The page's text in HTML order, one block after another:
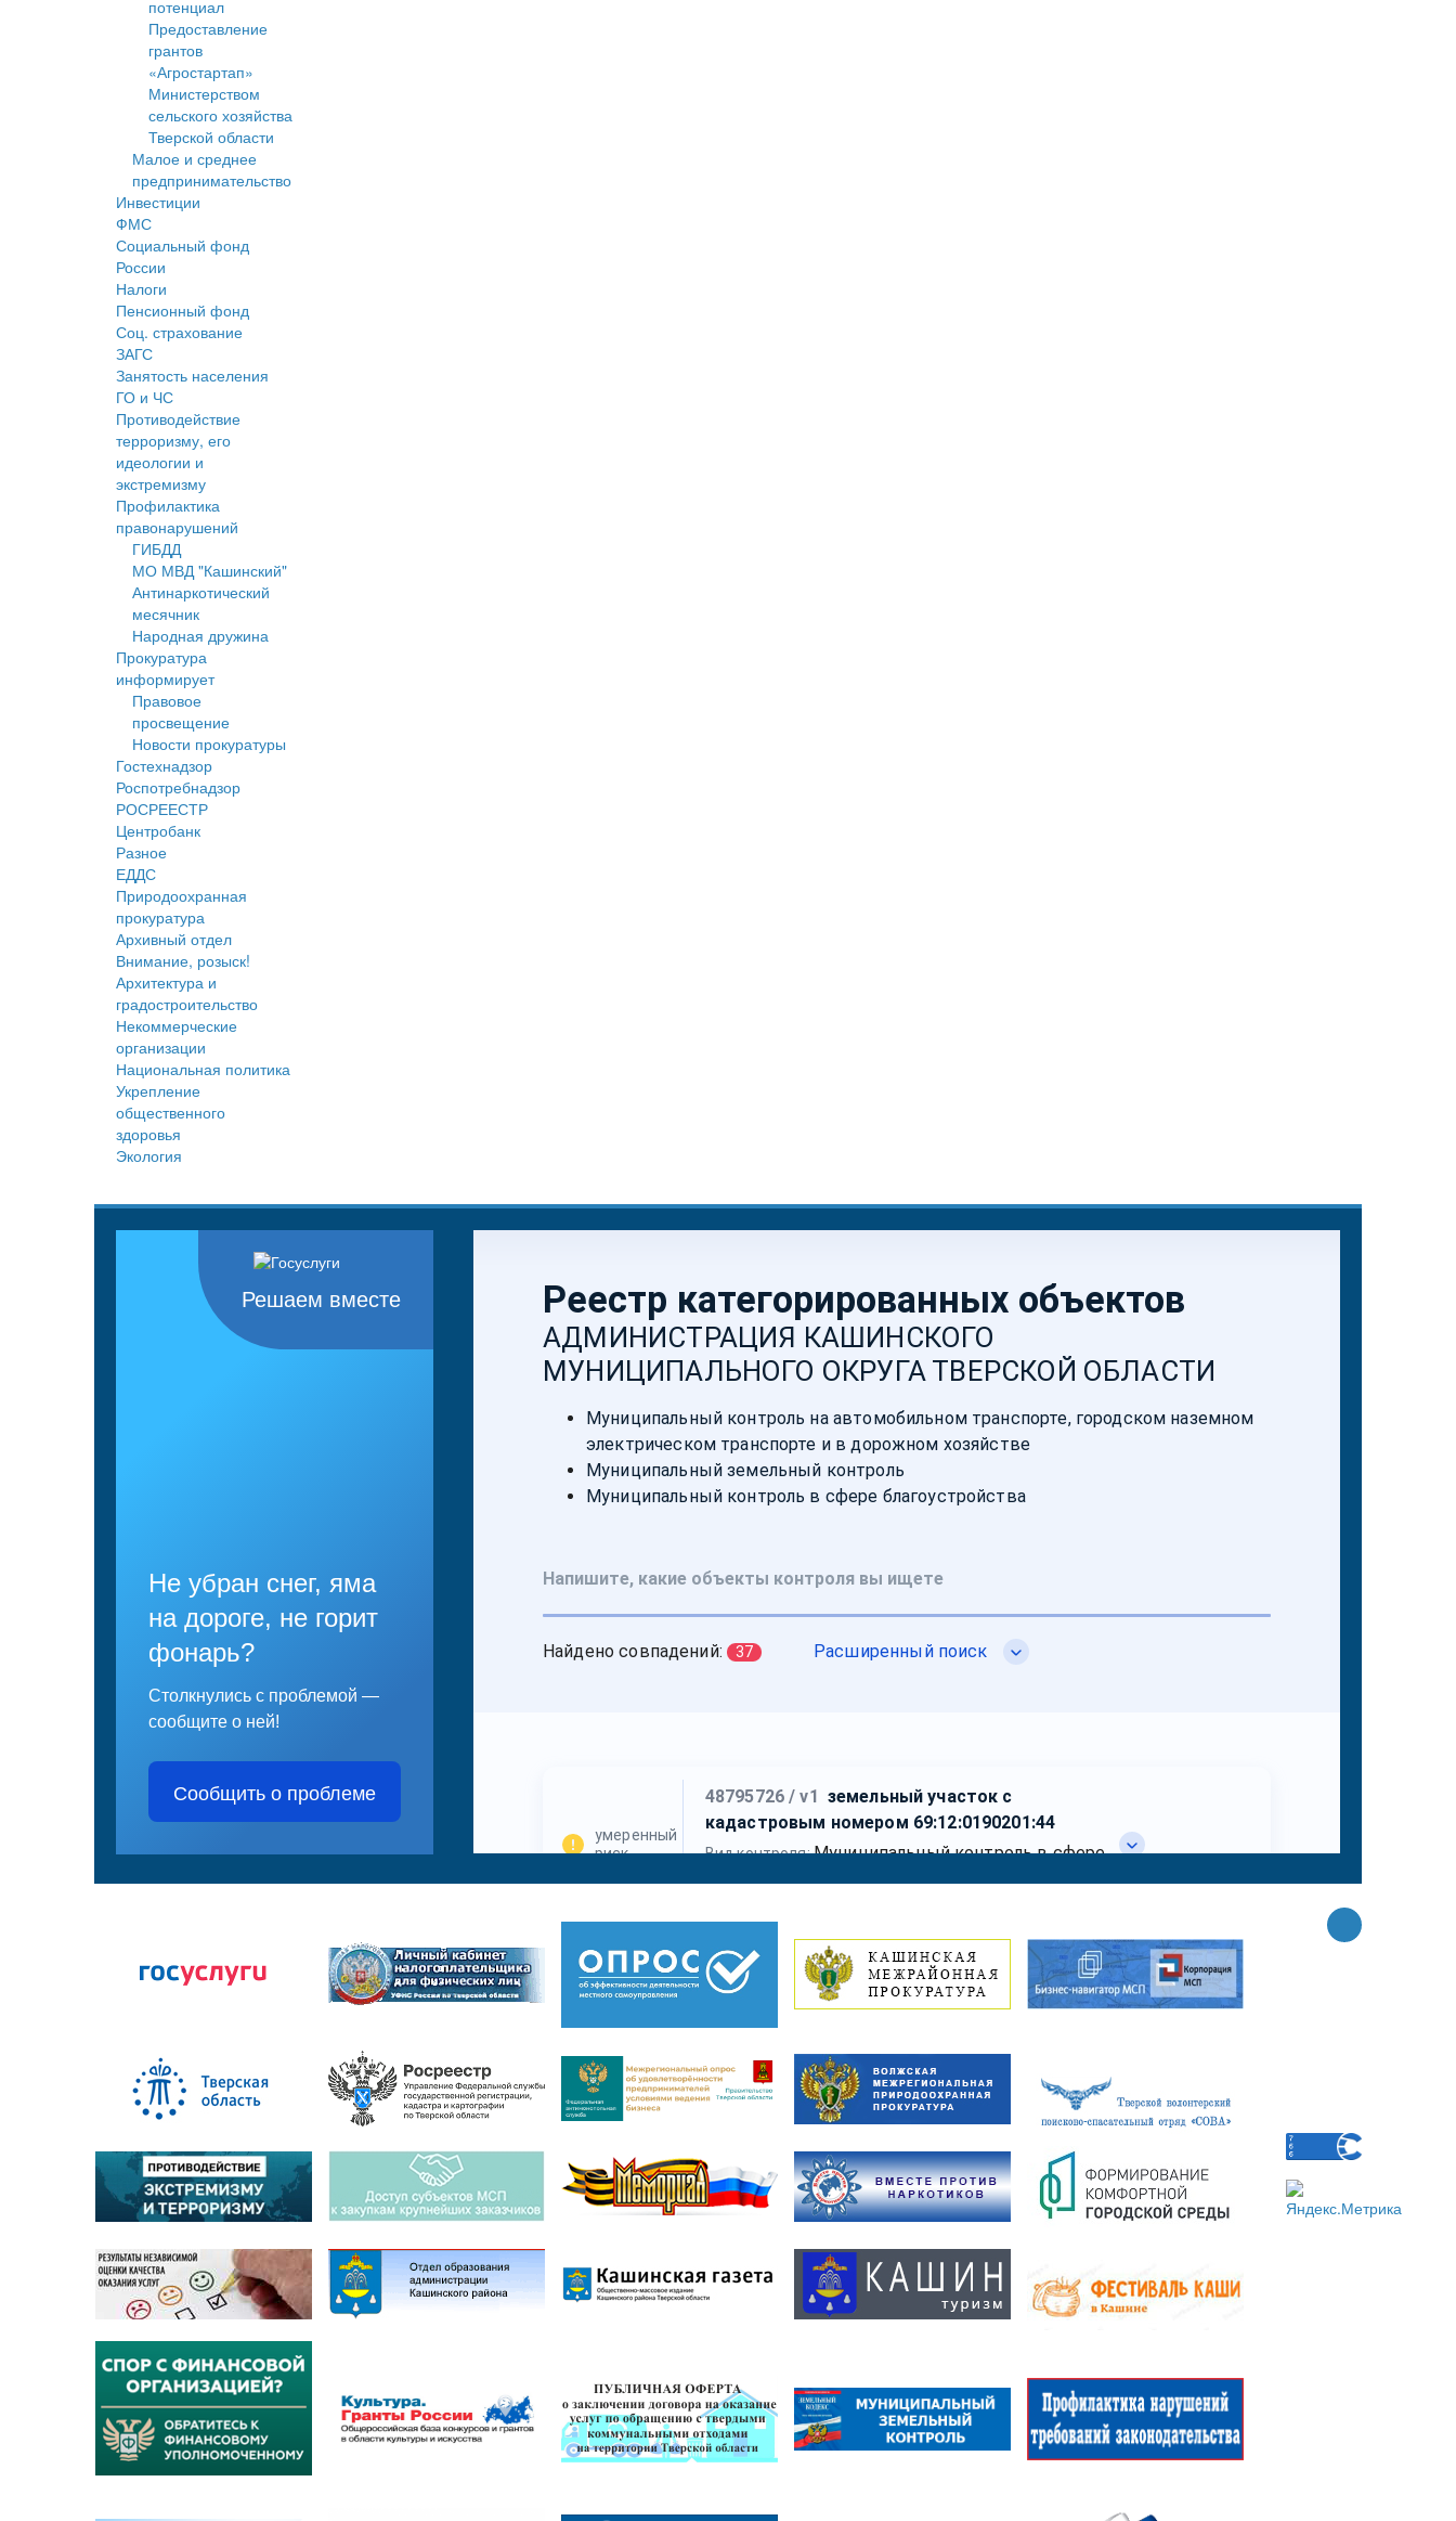
потенциал
Предоставление
грантов
«Агростартап»
Министерством
сельского хозяйства
Тверской области
Малое и среднее
предпринимательство
Инвестиции
ФМС
Социальный фонд
России
Налоги
Пенсионный фонд
Соц. страхование
ЗАГС
Занятость населения
ГО и ЧС
Противодействие
терроризму, его
идеологии и
экстремизму
Профилактика
правонарушений
ГИБДД
МО МВД "Кашинский"
Антинаркотический
месячник
Народная дружина
Прокуратура
информирует
Правовое
просвещение
Новости прокуратуры
Гостехнадзор
Роспотребнадзор
РОСРЕЕСТР
Центробанк
Разное
ЕДДС
Природоохранная
прокуратура
Архивный отдел
Внимание, розыск!
Архитектура и
градостроительство
Некоммерческие
организации
Национальная политика
Укрепление
общественного
здоровья
Экология
Решаем вместе
Не убран снег, яма
на дороге, не горит
фонарь?
Столкнулись с проблемой —
сообщите о ней!
Сообщить о проблеме